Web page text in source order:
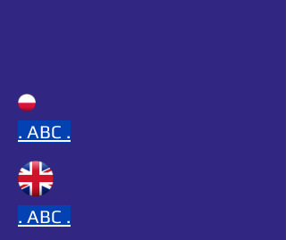
. ABC .
. ABC .